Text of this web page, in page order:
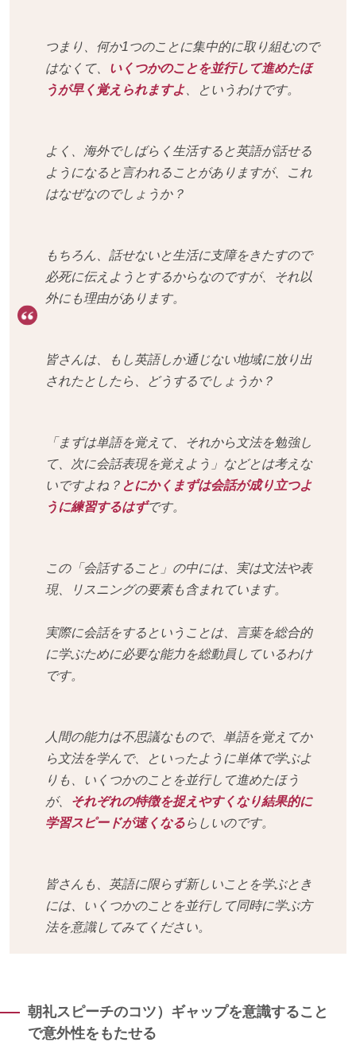
つまり、何か1つのことに集中的に取り組むので
はなくて、
いくつかのことを並行して進めたほ
うが早く覚えられますよ、というわけです。
よく、海外でしばらく生活すると英語が話せる
ようになると言われることがありますが、これ
はなぜなのでしょうか？
もちろん、話せないと生活に支障をきたすので
必死に伝えようとするからなのですが、それ以
外にも理由があります。
皆さんは、もし英語しか通じない地域に放り出
されたとしたら、どうするでしょうか？
「まずは単語を覚えて、それから文法を勉強し
て、次に会話表現を覚えよう」などとは考えな
いですよね？ とにかくまずは会話が成り立つよ
うに練習するはずです。
この「会話すること」の中には、実は文法や表
現、リスニングの要素も含まれています。
実際に会話をするということは、言葉を総合的
に学ぶために必要な能力を総動員しているわけ
です。
人間の能力は不思議なもので、単語を覚えてか
ら文法を学んで、といったように単体で学ぶよ
りも、いくつかのことを並行して進めたほう
が、
それぞれの特徴を捉えやすくなり結果的に
学習スピードが速くなるらしいのです。
皆さんも、英語に限らず新しいことを学ぶとき
には、いくつかのことを並行して同時に学ぶ方
法を意識してみてください。
朝礼スピーチのコツ）ギャップを意識すること
で意外性をもたせる